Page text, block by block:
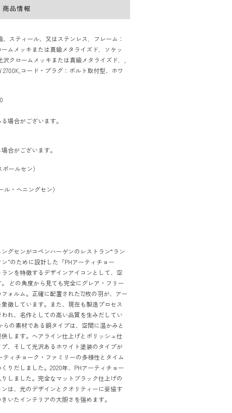
商品情報
スティール、又はステンレス．フレーム：
ムメッキまたは真鍮メタライズド．ソケッ
沢クロームメッキまたは真鍮メタライズド．,
2700K,コード・プラグ：ボルト取付型、ホワ
場合がございます。
合がございます。
ールセン）
ル・ヘニングセン）
グセンがコペンハーゲンのレストラン“ラン
”のために設計した「PHアーティチョー
ンを特徴するデザインアイコンとして、空
どの角度から見ても完全にグレア・フリー
ォルム。正確に配置された72枚の羽が、アー
徴しています。また、現在も製造プロセス
れ、名作としての高い品質を生みだしてい
らの素材である銅タイプは、空間に温かみと
します。ヘアライン仕上げとポリッシュ仕
プ、そして光沢あるホワイト塗装のタイプが
ティチョーク・ファミリーの多様性とタイム
りだしました。2020年、PHアーティチョー
しました。完全なマットブラック仕上げの
は、光のデザインとクオリティーに妥協す
いたインテリアの大胆さを強めます。